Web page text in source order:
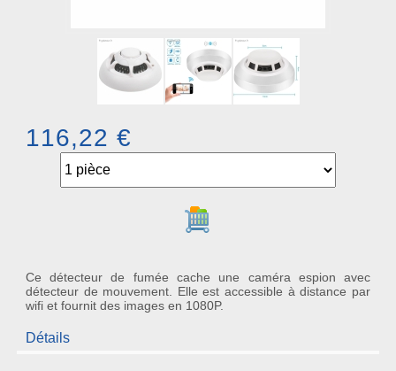
116,22 €
Ajouter au panier
Ce détecteur de fumée cache une caméra espion avec
détecteur de mouvement. Elle est accessible à distance par
wifi et fournit des images en 1080P.
Détails